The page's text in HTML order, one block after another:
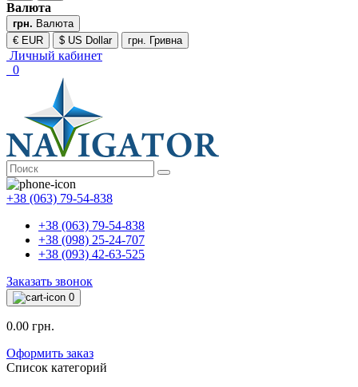
Валюта
грн. Валюта
€ EUR
$ US Dollar грн. Гривна
Личный кабинет
0
+38 (063) 79-54-838
+38 (063) 79-54-838
+38 (098) 25-24-707
+38 (093) 42-63-525
Заказать звонок
0
0.00 грн.
Оформить заказ
Список категорий